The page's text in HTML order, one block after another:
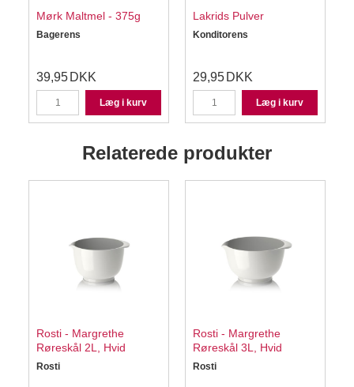
Mørk Maltmel - 375g
Bagerens
39,95 DKK
Læg i kurv
Lakrids Pulver
Konditorens
29,95 DKK
Læg i kurv
Relaterede produkter
Rosti - Margrethe
Røreskål 2L, Hvid
Rosti
Rosti - Margrethe
Røreskål 3L, Hvid
Rosti